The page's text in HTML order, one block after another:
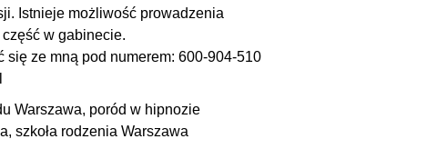
Istnieje możliwość prowadzenia
w gabinecie.
ze mną pod numerem: 600-904-510
Warszawa, poród w hipnozie
, szkoła rodzenia Warszawa